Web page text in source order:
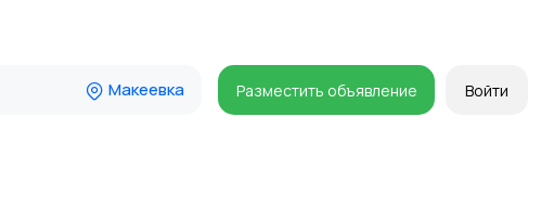
Макеевка Разместить объявление Войти